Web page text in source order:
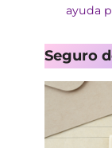
ayuda
Seguro